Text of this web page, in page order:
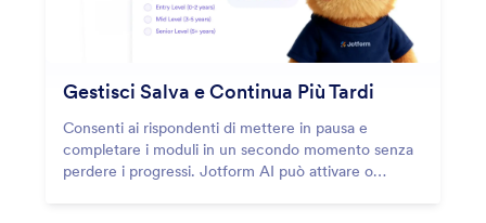
Gestisci Salva e Continua Più Tardi
Consenti ai rispondenti di mettere in pausa e
completare i moduli in un secondo momento senza
perdere i progressi. Jotform AI può attivare o